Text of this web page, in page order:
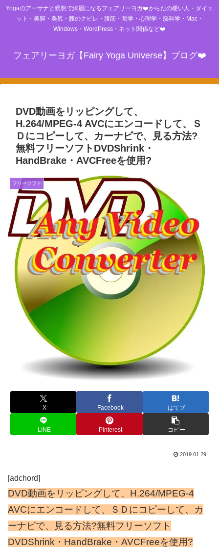
Yogaのアーサナと瞑想で綺麗になるフェアリーヨガ❤️からだの硬い人・ダイエ
ット・美脚・美尻・腰のクビレ・腹筋・哲学・心理学・脳科学・Mac・
Windows・WordPress・ネット関係など❤️
フェアリーヨガ【Fairy Yoga Universe】ブログ❤️
DVD動画をリッピングして、
H.264/MPEG-4 AVCにエンコードして、Ｓ
Ｄにコピーして、カーナビで、見る方法?
無料フリーソフトDVDShrink・
HandBrake・AVCFreeを使用?
フリーソフト
X Facebook はてブ
LINE Pinterest コピー
2019.01.29
[adchord]
DVD動画をリッピングして、 H.264/MPEG-4
AVCにエンコードして、ＳＤにコピーして、カ
ーナビで、見る方法?無料フリーソフト
DVDShrink・HandBrake・AVCFreeを使用?